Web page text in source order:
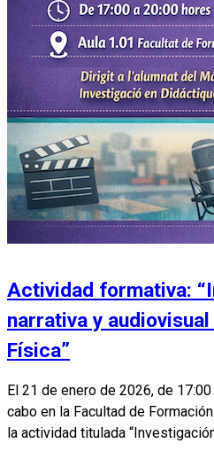
Actividad formativa:
narrativa y
Física”
El 21 de enero de 2026, de
cabo en la Facultad de
la actividad titulada